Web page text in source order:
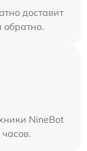
доставит
обратно.
NineBot